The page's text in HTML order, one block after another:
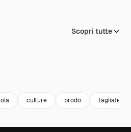
Scopri tutte
culture brodo tagliatelle